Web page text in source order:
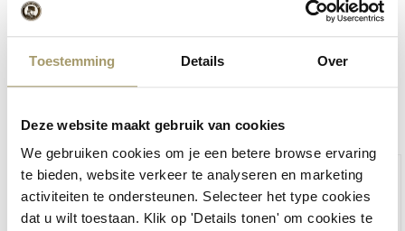
Toestemming Details Over
Deze website maakt gebruik van cookies
We gebruiken cookies om je een betere browse ervaring
te bieden, website verkeer te analyseren en marketing
activiteiten te ondersteunen. Selecteer het type cookies
dat u wilt toestaan. Klik op 'Details tonen' om cookies te
VERSTUUR
Commandez via notre boutique en
ligne: